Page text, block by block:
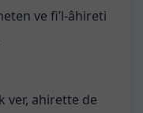
ve fi’l-âhireti
ver, ahirette de